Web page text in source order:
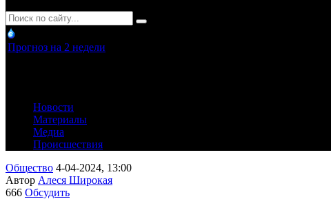
Прогноз на 2 недели
Новости
Материалы
Медиа
Происшествия
Общество 4-04-2024, 13:00
Автор Алеся Широкая
666 Обсудить